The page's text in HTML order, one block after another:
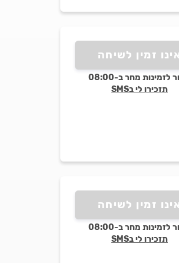
אינו זמין לשיחה
לזמינות מחר ב-08:00
תזכירו לי בSMS
אינו זמין לשיחה
לזמינות מחר ב-08:00
תזכירו לי בSMS